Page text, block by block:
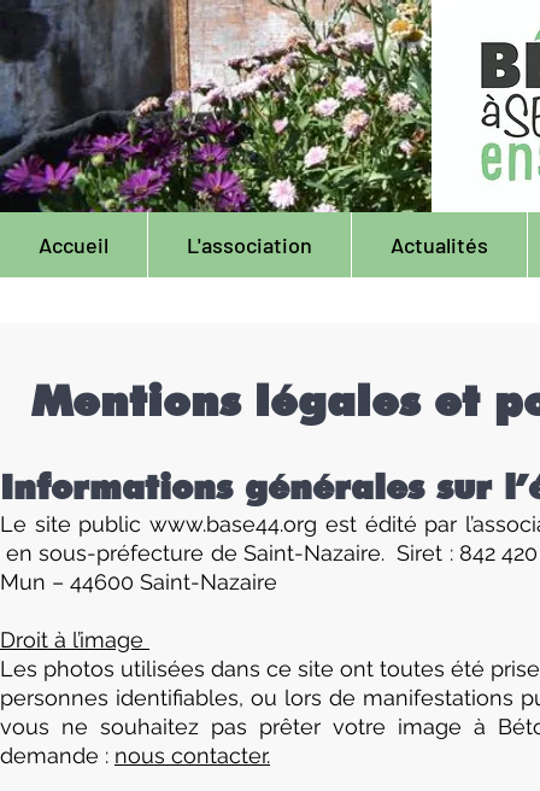
Accueil L'association Actualités
Mentions légales et
Informations générales sur
Le site publicwww.base44.org est édité par
en sous-préfecture de Saint-Nazaire. Siret : 842
Mun – 44600 Saint-Nazaire
Droit à l’image
Les photos utilisées dans ce site ont toutes été
personnes identifiables, ou lors de manifestations
vous ne souhaitez pas prêter votre image à
demande : nous contacter.